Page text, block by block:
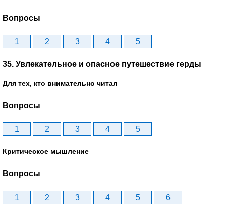
Вопросы
1 2 3 4 5
35. Увлекательное и опасное путешествие герды
Для тех, кто внимательно читал
Вопросы
1 2 3 4 5
Критическое мышление
Вопросы
1 2 3 4 5 6